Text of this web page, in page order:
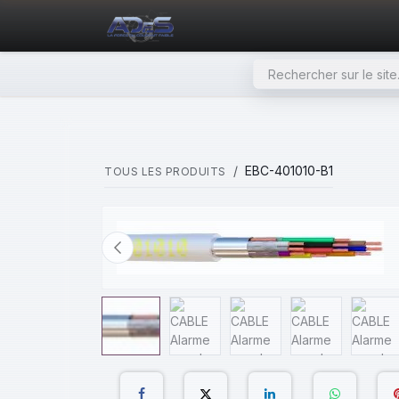
TOUS LES PRODUITS EBC-401010-B1